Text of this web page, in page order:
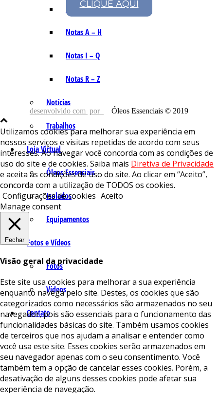
Marketing Olfativo
Notas A – H
Notas I – Q
Notas R – Z
Notícias
Trabalhos
Loja Virtual
Óleos Essenciais
Isolados
Equipamentos
Fotos e Vídeos
Fotos
Vídeos
Contato
CLIQUE AQUI
desenvolvido com por Óleos Essenciais © 2019
Utilizamos cookies para melhorar sua experiência em
nossos serviços e visitas repetidas de acordo com seus
interesses. Ao navegar você concorda com as condições de
uso do site e de cookies. Saiba mais Diretiva de Privacidade
e aceita as condições de uso do site. Ao clicar em “Aceito”,
concorda com a utilização de TODOS os cookies.
Configurações de cookies Aceito
Manage consent
Fechar
Visão geral da privacidade
Este site usa cookies para melhorar a sua experiência
enquanto navega pelo site. Destes, os cookies que são
categorizados como necessários são armazenados no seu
navegador, pois são essenciais para o funcionamento das
funcionalidades básicas do site. Também usamos cookies
de terceiros que nos ajudam a analisar e entender como
você usa este site. Esses cookies serão armazenados em
seu navegador apenas com o seu consentimento. Você
também tem a opção de cancelar esses cookies. Porém, a
desativação de alguns desses cookies pode afetar sua
experiência de navegação.